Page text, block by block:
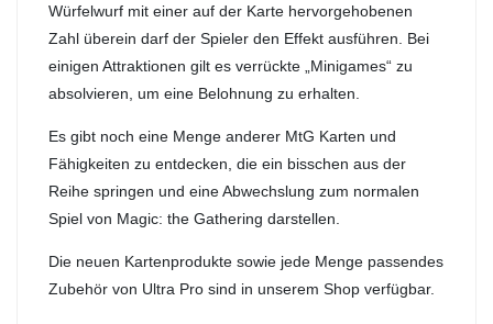
Würfelwurf mit einer auf der Karte hervorgehobenen
Zahl überein darf der Spieler den Effekt ausführen. Bei
einigen Attraktionen gilt es verrückte „Minigames“ zu
absolvieren, um eine Belohnung zu erhalten.
Es gibt noch eine Menge anderer MtG Karten und
Fähigkeiten zu entdecken, die ein bisschen aus der
Reihe springen und eine Abwechslung zum normalen
Spiel von Magic: the Gathering darstellen.
Die neuen Kartenprodukte sowie jede Menge passendes
Zubehör von Ultra Pro sind in unserem Shop verfügbar.